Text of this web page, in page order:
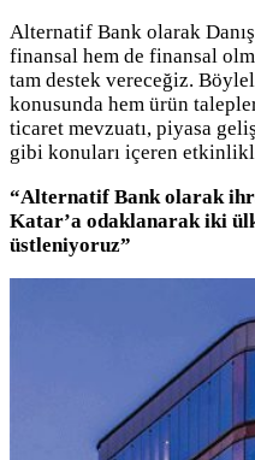
Alternatif Bank olarak
finansal hem de finansal
tam destek vereceğiz.
konusunda hem ürün
ticaret mevzuatı, piyasa
gibi konuları içeren
“Alternatif Bank olarak
Katar’a odaklanarak iki
üstleniyoruz”